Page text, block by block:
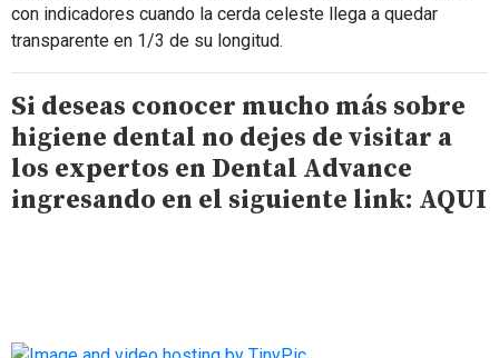
con indicadores cuando la cerda celeste llega a quedar
transparente en 1/3 de su longitud.
Si deseas conocer mucho más sobre
higiene dental no dejes de visitar a
los expertos en Dental Advance
ingresando en el siguiente link: AQUI